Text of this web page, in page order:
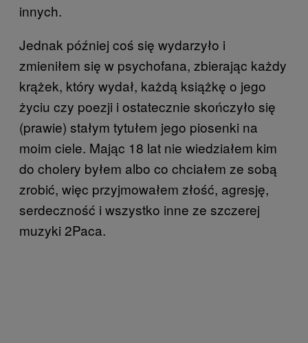
innych.
Jednak później coś się wydarzyło i
zmieniłem się w psychofana, zbierając każdy
krążek, który wydał, każdą książkę o jego
życiu czy poezji i ostatecznie skończyło się
(prawie) stałym tytułem jego piosenki na
moim ciele. Mając 18 lat nie wiedziałem kim
do cholery byłem albo co chciałem ze sobą
zrobić, więc przyjmowałem złość, agresję,
serdeczność i wszystko inne ze szczerej
muzyki 2Paca.